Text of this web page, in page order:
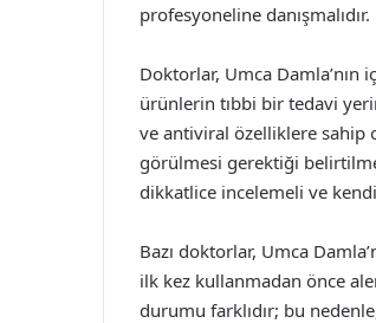
profesyoneline danışmalıdır.
Doktorlar, Umca Damla’nın
ürünlerin tıbbi bir tedavi
ve antiviral özelliklere sahip
görülmesi gerektiği
dikkatlice incelemeli ve
Bazı doktorlar, Umca
ilk kez kullanmadan önce
durumu farklıdır; bu